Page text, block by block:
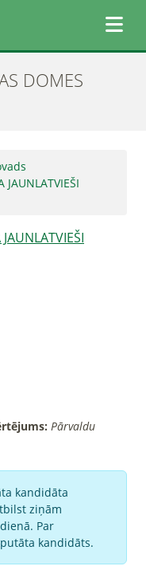
DOMES
JAUNLATVIEŠI
Pārvaldu
kandidāta
ziņām
Par
kandidāts.